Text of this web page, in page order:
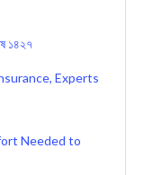
১৪২৭
Experts
Needed to